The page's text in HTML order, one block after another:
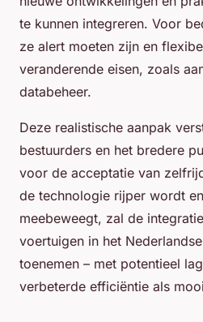
te kunnen integreren. Voor
ze alert moeten zijn en
veranderende eisen, zoals
databeheer.
Deze realistische aanpak
bestuurders en het bredere
voor de acceptatie van
de technologie rijper wordt
meebeweegt, zal de
voertuigen in het
toenemen – met potentieel
verbeterde efficiëntie als